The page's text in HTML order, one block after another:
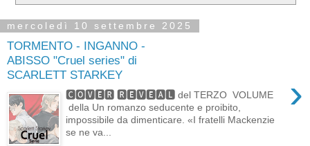
mercoledì 10 settembre 2025
TORMENTO - INGANNO -
ABISSO "Cruel series" di
SCARLETT STARKEY
›
🅲🅾🆅🅴🆁 🆁🅴🆅🅴🅰🅻 del TERZO VOLUME
della Un romanzo seducente e proibito,
impossibile da dimenticare. «I fratelli Mackenzie
se ne va...